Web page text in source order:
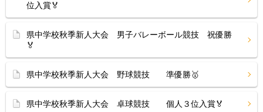
位入賞🏅
県中学校秋季新人大会 男子バレーボール競技 祝優勝
🏅
県中学校秋季新人大会 野球競技 準優勝🥇
県中学校秋季新人大会 卓球競技 個人３位入賞🏅